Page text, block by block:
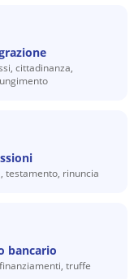
cittadinanza,
testamento, rinuncia
bancario
truffe